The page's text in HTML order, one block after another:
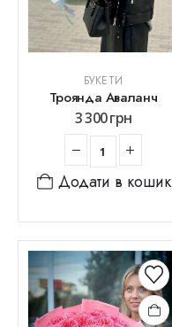
БУКЕТИ
Троянда Аваланч
3 300грн
Додати в кошик